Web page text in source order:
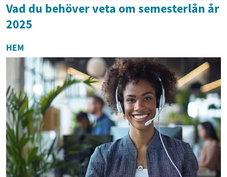
Vad du behöver veta om semesterlån år
2025
HEM